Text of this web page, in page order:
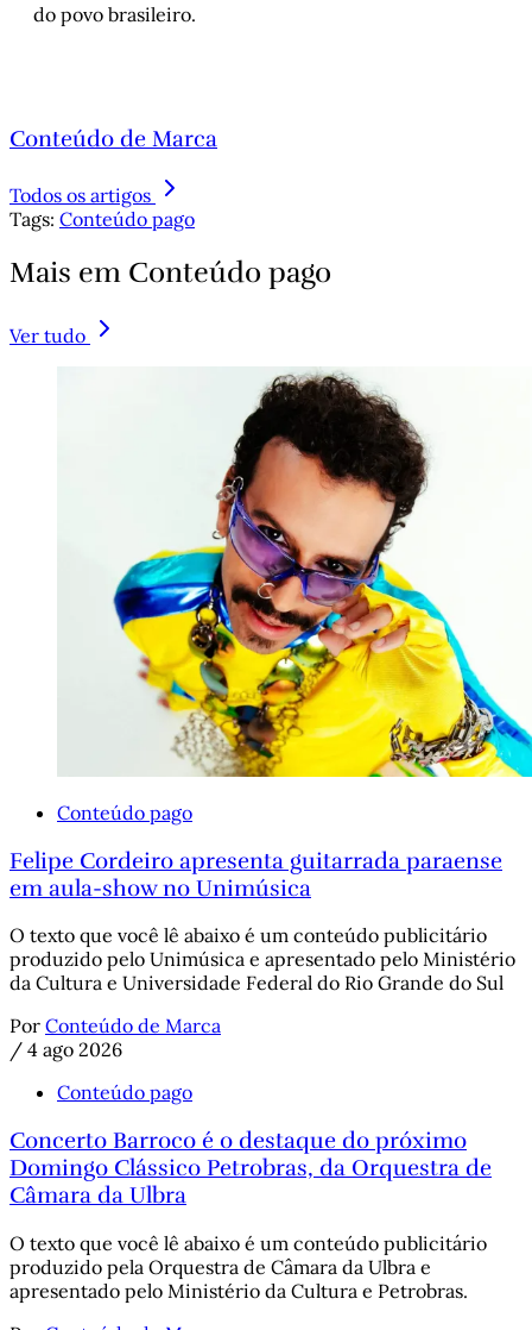
do povo brasileiro.
Conteúdo de Marca
Todos os artigos
Tags: Conteúdo pago
Mais em Conteúdo pago
Ver tudo
Conteúdo pago
Felipe Cordeiro apresenta guitarrada paraense
em aula-show no Unimúsica
O texto que você lê abaixo é um conteúdo publicitário
produzido pelo Unimúsica e apresentado pelo Ministério
da Cultura e Universidade Federal do Rio Grande do Sul
Por Conteúdo de Marca
/ 4 ago 2026
Conteúdo pago
Concerto Barroco é o destaque do próximo
Domingo Clássico Petrobras, da Orquestra de
Câmara da Ulbra
O texto que você lê abaixo é um conteúdo publicitário
produzido pela Orquestra de Câmara da Ulbra e
apresentado pelo Ministério da Cultura e Petrobras.